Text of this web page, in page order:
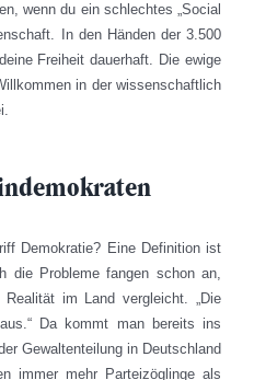
wenn du ein schlechtes „Social
In den Händen der 3.500
Freiheit dauerhaft. Die ewige
in der wissenschaftlich
Demokratie? Eine Definition ist
die Probleme fangen schon an,
im Land vergleicht. „Die
Da kommt man bereits ins
Gewaltenteilung in Deutschland
immer mehr Parteizöglinge als